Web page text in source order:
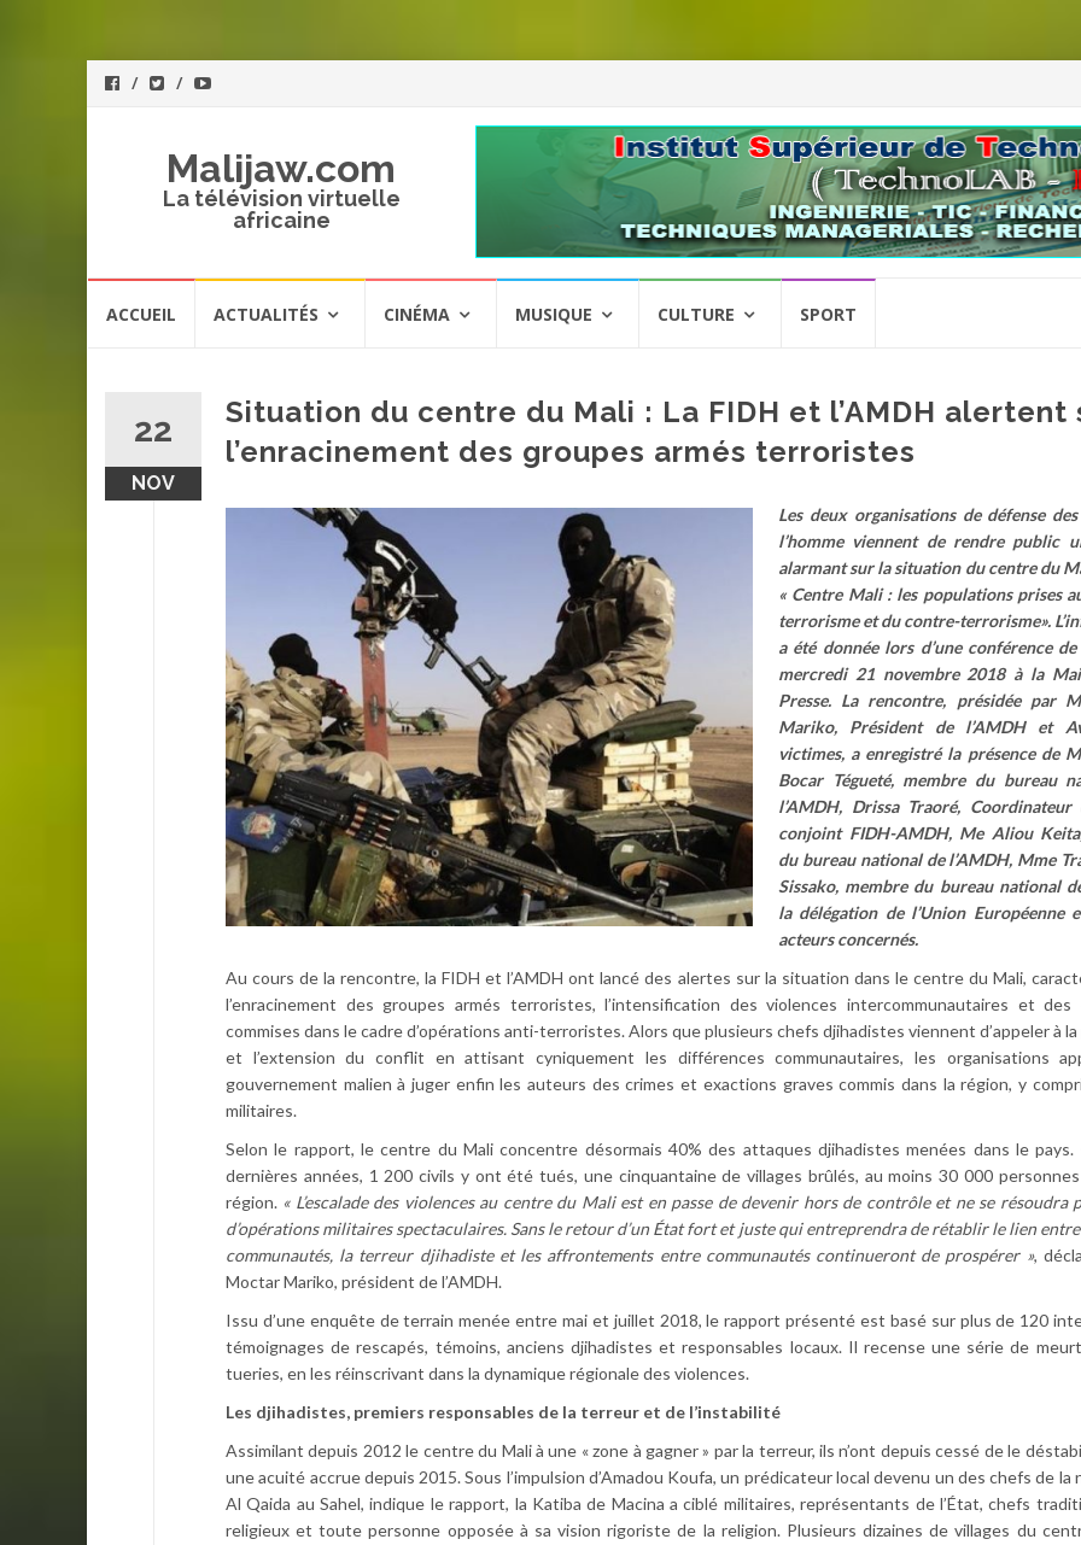
Malijaw.com
La télévision virtuelle
africaine
ACCUEIL ACTUALITÉS CINÉMA MUSIQUE CULTURE SPORT
22
NOV
Situation du centre du Mali : La FIDH et l’AMDH alertent
l’enracinement des groupes armés terroristes
Les deux organisations de défense
l’homme viennent de rendre public
alarmant sur la situation du centre du
« Centre Mali : les populations prises
terrorisme et du contre-terrorisme».
a été donnée lors d’une conférence de
mercredi 21 novembre 2018 à la
Presse. La rencontre, présidée par
Mariko, Président de l’AMDH et
victimes, a enregistré la présence de
Bocar Tégueté, membre du bureau
l’AMDH, Drissa Traoré,
conjoint FIDH-AMDH, Me Aliou
du bureau national de l’AMDH, Mme
Sissako, membre du bureau national
la délégation de l’Union Européenne
acteurs concernés.
Au cours de la rencontre, la FIDH et l’AMDH ont lancé des alertes sur la situation dans le centre du Mali,
l’enracinement des groupes armés terroristes, l’intensification des violences intercommunautaires et des
commises dans le cadre d’opérations anti-terroristes. Alors que plusieurs chefs djihadistes viennent d’appeler à
et l’extension du conflit en attisant cyniquement les différences communautaires, les organisations
gouvernement malien à juger enfin les auteurs des crimes et exactions graves commis dans la région, y
militaires.
Selon le rapport, le centre du Mali concentre désormais 40% des attaques djihadistes menées dans le pays.
dernières années, 1 200 civils y ont été tués, une cinquantaine de villages brûlés, au moins 30 000
région. « L’escalade des violences au centre du Mali est en passe de devenir hors de contrôle et ne se résoudra
d’opérations militaires spectaculaires. Sans le retour d’un État fort et juste qui entreprendra de rétablir le lien
communautés, la terreur djihadiste et les affrontements entre communautés continueront de prospérer »,
Moctar Mariko, président de l’AMDH.
Issu d’une enquête de terrain menée entre mai et juillet 2018, le rapport présenté est basé sur plus de 120
témoignages de rescapés, témoins, anciens djihadistes et responsables locaux. Il recense une série de
tueries, en les réinscrivant dans la dynamique régionale des violences.
Les djihadistes, premiers responsables de la terreur et de l’instabilité
Assimilant depuis 2012 le centre du Mali à une « zone à gagner » par la terreur, ils n’ont depuis cessé de le
une acuité accrue depuis 2015. Sous l’impulsion d’Amadou Koufa, un prédicateur local devenu un des chefs de la
Al Qaida au Sahel, indique le rapport, la Katiba de Macina a ciblé militaires, représentants de l’État, chefs
religieux et toute personne opposée à sa vision rigoriste de la religion. Plusieurs dizaines de villages du